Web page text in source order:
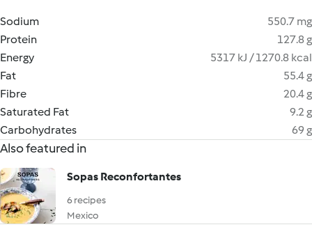
Sodium
550.7 mg
Protein
127.8 g
Energy
5317 kJ / 1270.8 kcal
Fat
55.4 g
Fibre
20.4 g
Saturated Fat
9.2 g
Carbohydrates
69 g
Also featured in
Sopas Reconfortantes
6 recipes
Mexico